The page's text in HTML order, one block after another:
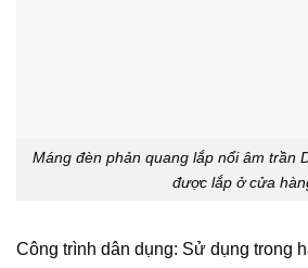
Máng đèn phản quang lắp nổi âm trần
được lắp ở cửa
Công trình dân dụng: Sử dụng trong